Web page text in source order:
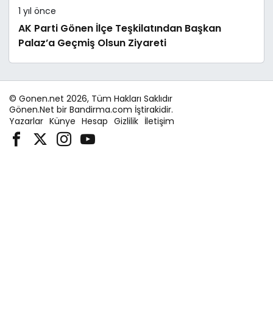
1 yıl önce
AK Parti Gönen İlçe Teşkilatından Başkan
Palaz’a Geçmiş Olsun Ziyareti
© Gonen.net 2026, Tüm Hakları Saklıdır
Gönen.Net bir Bandirma.com İştirakidir.
Yazarlar Künye Hesap Gizlilik İletişim